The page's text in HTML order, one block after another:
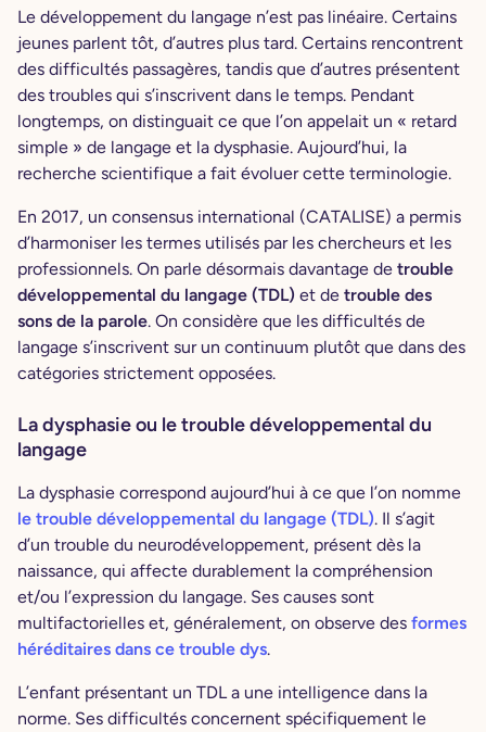
Le développement du langage n’est pas linéaire. Certains
jeunes parlent tôt, d’autres plus tard. Certains rencontrent
des difficultés passagères, tandis que d’autres présentent
des troubles qui s’inscrivent dans le temps. Pendant
longtemps, on distinguait ce que l’on appelait un « retard
simple » de langage et la dysphasie. Aujourd’hui, la
recherche scientifique a fait évoluer cette terminologie.
En 2017, un consensus international (CATALISE) a permis
d’harmoniser les termes utilisés par les chercheurs et les
professionnels. On parle désormais davantage de trouble
développemental du langage (TDL) et de trouble des
sons de la parole. On considère que les difficultés de
langage s’inscrivent sur un continuum plutôt que dans des
catégories strictement opposées.
La dysphasie ou le trouble développemental du
langage
La dysphasie correspond aujourd’hui à ce que l’on nomme
le trouble développemental du langage (TDL). Il s’agit
d’un trouble du neurodéveloppement, présent dès la
naissance, qui affecte durablement la compréhension
et/ou l’expression du langage. Ses causes sont
multifactorielles et, généralement, on observe des formes
héréditaires dans ce trouble dys.
L’enfant présentant un TDL a une intelligence dans la
norme. Ses difficultés concernent spécifiquement le